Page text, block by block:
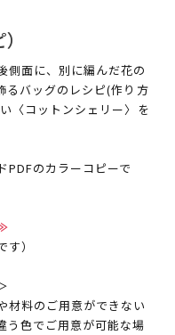
側面に、別に編んだ花の
るバッグのレシピ(作り方
〈コットンシェリー〉を
PDFのカラーコピーで
）
材料のご用意ができない
う色でご用意が可能な場